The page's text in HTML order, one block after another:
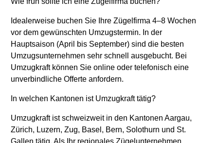
Idealerweise buchen Sie Ihre Zügelfirma 4–8 Wochen
vor dem gewünschten Umzugstermin. In der
Hauptsaison (April bis September) sind die besten
Umzugsunternehmen sehr schnell ausgebucht. Bei
Umzugkraft können Sie online oder telefonisch eine
unverbindliche Offerte anfordern.
In welchen Kantonen ist Umzugkraft tätig?
Umzugkraft ist schweizweit in den Kantonen Aargau,
Zürich, Luzern, Zug, Basel, Bern, Solothurn und St.
Gallen tätig. Als Ihr regionales Zügelunternehmen